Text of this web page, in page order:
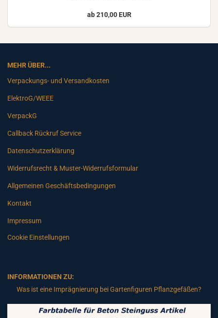
ab 210,00 EUR
MEHR ÜBER...
Verpackungs- und Versandkosten
ElektroG/WEEE
VerpackG
Callback Rückruf Service
Datenschutzerklärung
Widerrufsrecht & Muster-Widerrufsformular
Allgemeinen Geschäftsbedingungen
Kontakt
Impressum
Cookie Einstellungen
INFORMATIONEN ZU:
Was ist eine Imprägnierung bei Gartenfiguren Pflanzgefäßen?